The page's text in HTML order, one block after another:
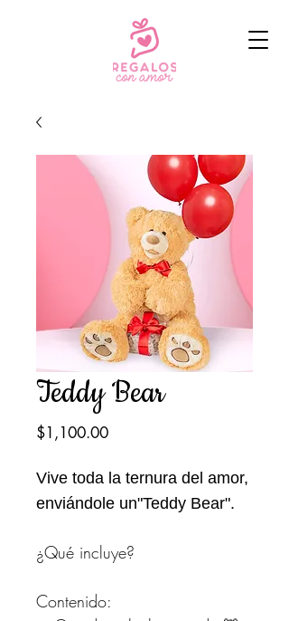
Teddy Bear
$1,100.00Precio
Vive toda la ternura del amor,
enviándole un"Teddy Bear".
¿Qué incluye?
Contenido: